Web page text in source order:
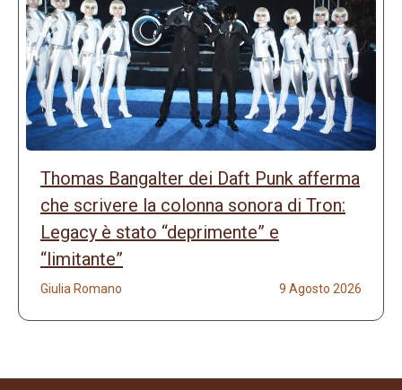
Thomas Bangalter dei Daft Punk afferma
che scrivere la colonna sonora di Tron:
Legacy è stato “deprimente” e
“limitante”
Giulia Romano 9 Agosto 2026